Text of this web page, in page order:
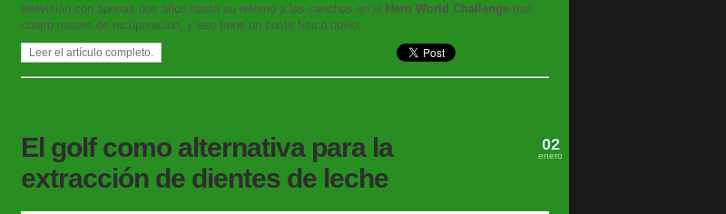
televisión con apenas dos años hasta su retorno a las canchas en el
Hero World Challenge tras
cuatro meses de recuperación, y eso tiene un coste físico obvio.
Leer el artículo completo.
El golf como alternativa para la
extracción de dientes de leche
02
enero